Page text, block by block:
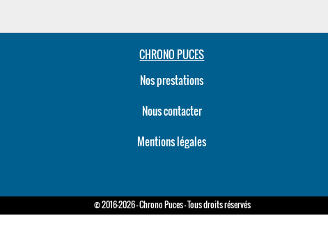
CHRONO PUCES
Nos prestations
Nous contacter
Mentions légales
© 2016-2026 - Chrono Puces - Tous droits réservés